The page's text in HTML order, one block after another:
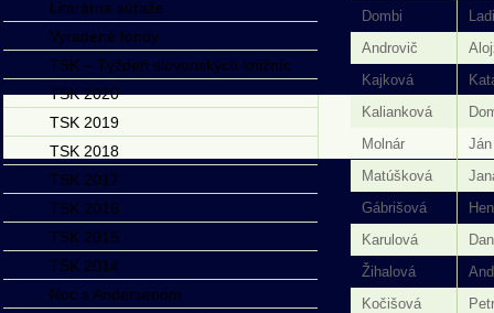
Dombi
Androvič
Kajková
Kalianková
Molnár
Ján
Matúšková
Gábrišová
Karulová
Žihalová
Kočišová
Literárne súťaže
Vyradené fondy
TSK – Týždeň slovenských knižníc
TSK 2020
TSK 2019
TSK 2018
TSK 2017
TSK 2016
TSK 2015
TSK 2014
Noc s Andersenom